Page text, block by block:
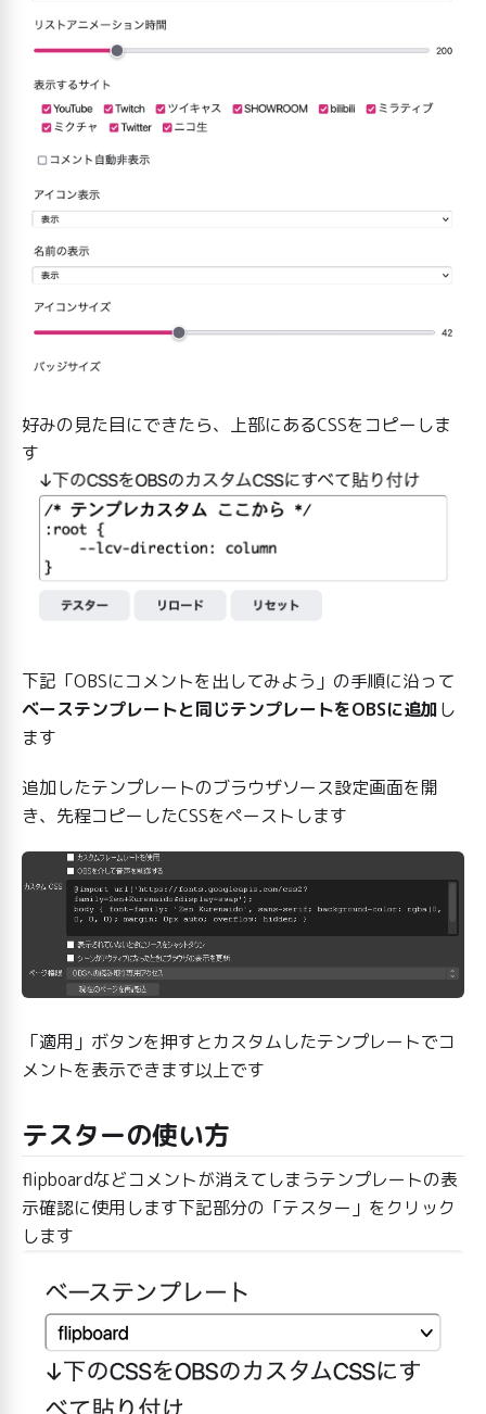
好みの見た目にできたら、上部にあるCSSをコピーしま
す
下記「OBSにコメントを出してみよう」の手順に沿って
ベーステンプレートと同じテンプレートをOBSに追加 し
ます
追加したテンプレートのブラウザソース設定画面を開
き、先程コピーしたCSSをペーストします
「適用」ボタンを押すとカスタムしたテンプレートでコ
メントを表示できます以上です
テスターの使い方
flipboardなどコメントが消えてしまうテンプレートの表
示確認に使用します下記部分の「テスター」をクリック
します